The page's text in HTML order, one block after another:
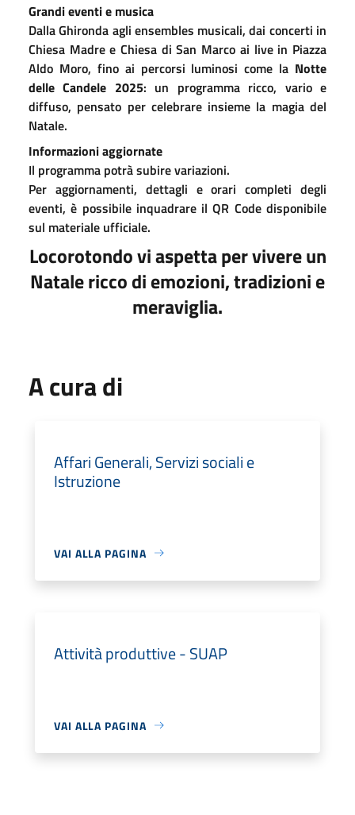
Grandi eventi e musica
Dalla Ghironda agli ensembles musicali, dai concerti in
Chiesa Madre e Chiesa di San Marco ai live in Piazza
Aldo Moro, fino ai percorsi luminosi come la Notte
delle Candele 2025: un programma ricco, vario e
diffuso, pensato per celebrare insieme la magia del
Natale.
Informazioni aggiornate
Il programma potrà subire variazioni.
Per aggiornamenti, dettagli e orari completi degli
eventi, è possibile inquadrare il QR Code disponibile
sul materiale ufficiale.
Locorotondo vi aspetta per vivere un
Natale ricco di emozioni, tradizioni e
meraviglia.
A cura di
Affari Generali, Servizi sociali e
Istruzione
VAI ALLA PAGINA
Attività produttive - SUAP
VAI ALLA PAGINA